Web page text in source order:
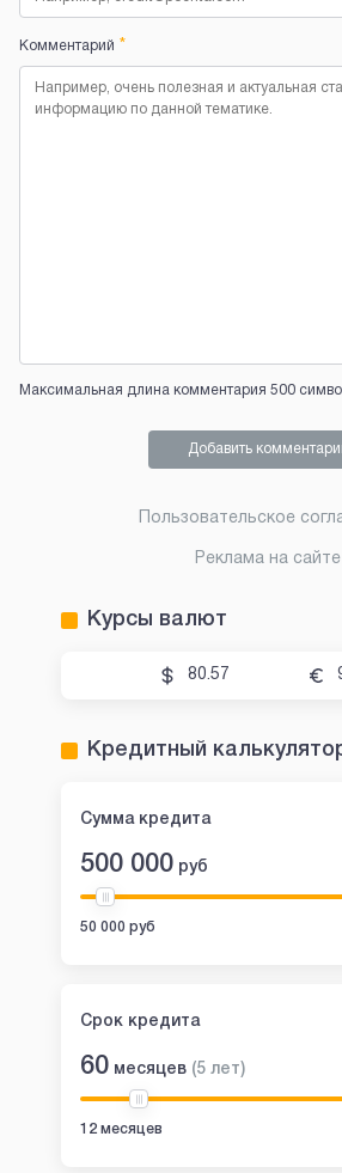
Комментарий *
Максимальная длина комментария 500
Добавить
Пользовательское
Реклама на сайте
Курсы валют
80.57
Кредитный
Сумма кредита
500 000 руб
50 000 руб
Срок кредита
60 месяцев (5 лет)
12 месяцев